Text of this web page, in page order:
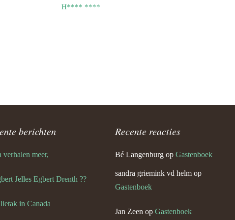
H**** ****
berichten
verhalen meer,
Jelles Egbert Drenth ??
in Canada
Recente reacties
Bé Langenburg op Gastenboek
sandra griemink vd helm op
Gastenboek
Jan Zeen op Gastenboek